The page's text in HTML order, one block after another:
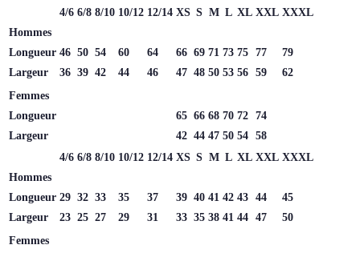
4/6 6/8 8/10 10/12 12/14 XS S M L XL XXL XXXL
Hommes
Longueur 46 50 54 60 64 66 69 71 73 75 77
79
Largeur
36 39 42 44 46 47 48 50 53 56 59
62
Femmes
Longueur
65 66 68 70 72 74
Largeur
42 44 47 50 54 58
4/6 6/8 8/10 10/12 12/14 XS S M L XL XXL XXXL
Hommes
Longueur 29 32 33 35 37 39 40 41 42 43 44
45
Largeur
23 25 27 29 31 33 35 38 41 44 47
50
Femmes